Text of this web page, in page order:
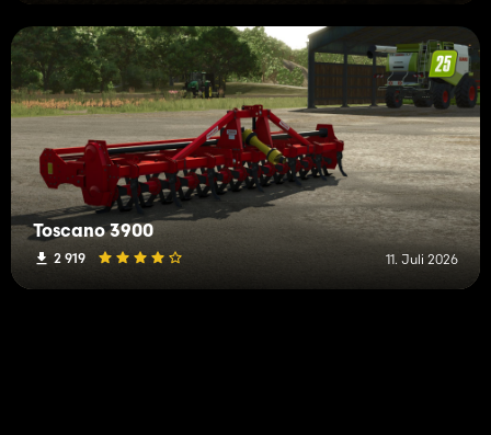
Toscano 3900
2 919 11. Juli 2026